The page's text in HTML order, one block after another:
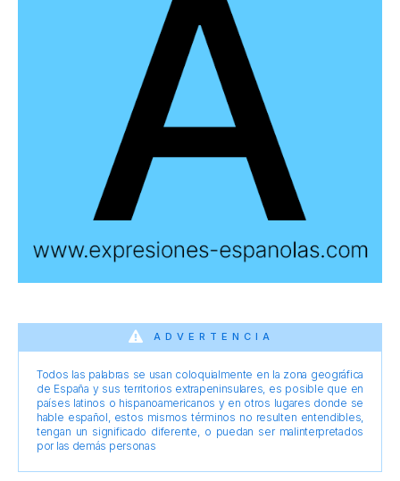
ADVERTENCIA
Todos las palabras se usan coloquialmente en la zona geográfica
de España y sus territorios extrapeninsulares, es posible que en
países latinos o hispanoamericanos y en otros lugares donde se
hable español, estos mismos términos no resulten entendibles,
tengan un significado diferente, o puedan ser malinterpretados
por las demás personas